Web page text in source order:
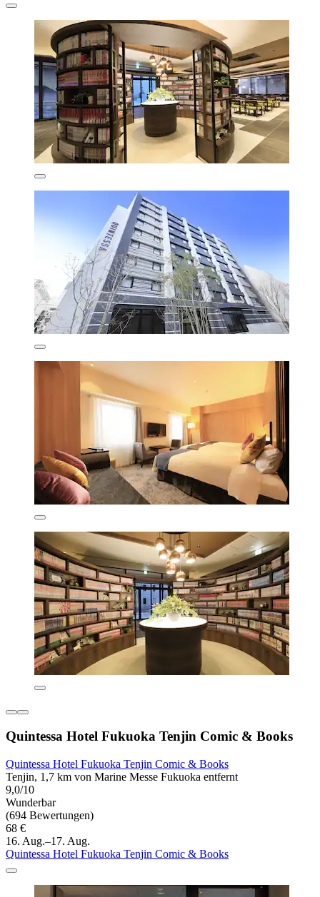
Quintessa Hotel Fukuoka Tenjin Comic & Books
Quintessa Hotel Fukuoka Tenjin Comic & Books
Tenjin, 1,7 km von Marine Messe Fukuoka entfernt
9,0/10
Wunderbar
(694 Bewertungen)
68 €
16. Aug.–17. Aug.
Quintessa Hotel Fukuoka Tenjin Comic & Books